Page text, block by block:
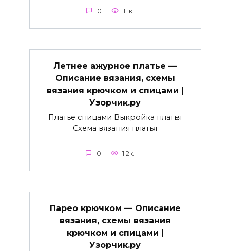
0 1.1к.
Летнее ажурное платье —
Описание вязания, схемы
вязания крючком и спицами |
Узорчик.ру
Платье спицами Выкройка платья
Схема вязания платья
0 1.2к.
Парео крючком — Описание
вязания, схемы вязания
крючком и спицами |
Узорчик.ру